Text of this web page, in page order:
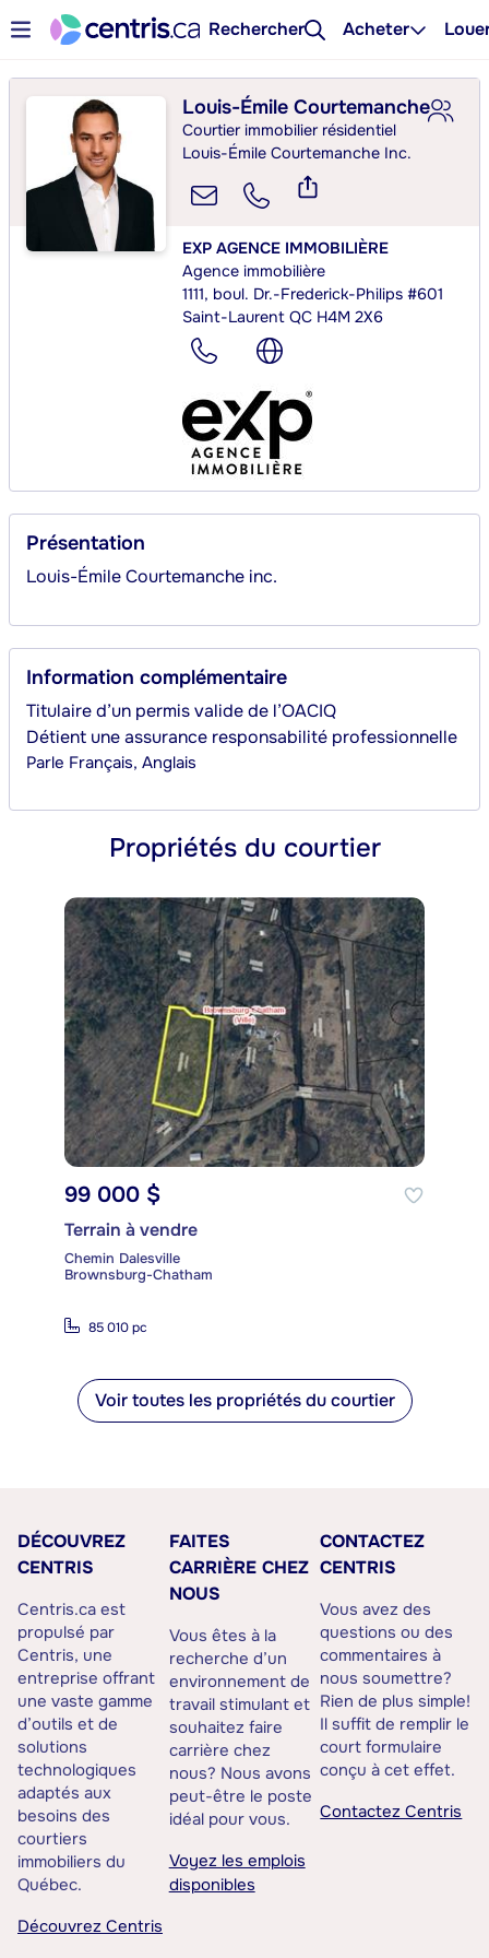
Rechercher Acheter
Louis-Émile Courtemanche
Courtier immobilier résidentiel
Louis-Émile Courtemanche Inc.
EXP AGENCE IMMOBILIÈRE
Agence immobilière
1111, boul. Dr.-Frederick-Philips #601
Saint-Laurent QC H4M 2X6
Présentation
Louis-Émile Courtemanche inc.
Information complémentaire
Titulaire d’un permis valide de l’OACIQ
Détient une assurance responsabilité professionnelle
Parle Français, Anglais
Propriétés du courtier
99 000 $
Terrain à vendre
Chemin Dalesville
Brownsburg-Chatham
85 010 pc
Voir toutes les propriétés du courtier
DÉCOUVREZ
CENTRIS
Centris.ca est
propulsé par
Centris, une
entreprise offrant
une vaste gamme
d’outils et de
solutions
technologiques
adaptés aux
besoins des
courtiers
immobiliers du
Québec.
Découvrez Centris
FAITES
CARRIÈRE CHEZ
NOUS
Vous êtes à la
recherche d’un
environnement de
travail stimulant et
souhaitez faire
carrière chez
nous? Nous avons
peut-être le poste
idéal pour vous.
Voyez les emplois
disponibles
CONTACTEZ
CENTRIS
Vous avez des
questions ou des
commentaires à
nous soumettre?
Rien de plus simple!
Il suffit de remplir le
court formulaire
conçu à cet effet.
Contactez Centris